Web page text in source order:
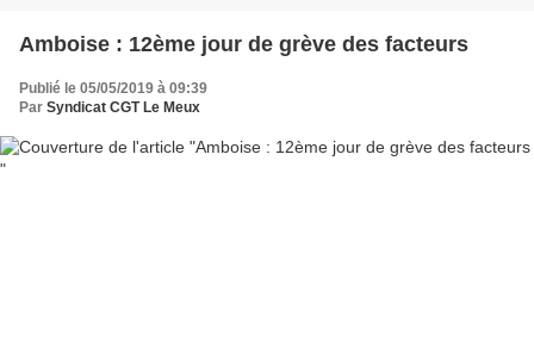
Amboise : 12ème jour de grève des facteurs
Publié le 05/05/2019 à 09:39
Par Syndicat CGT Le Meux